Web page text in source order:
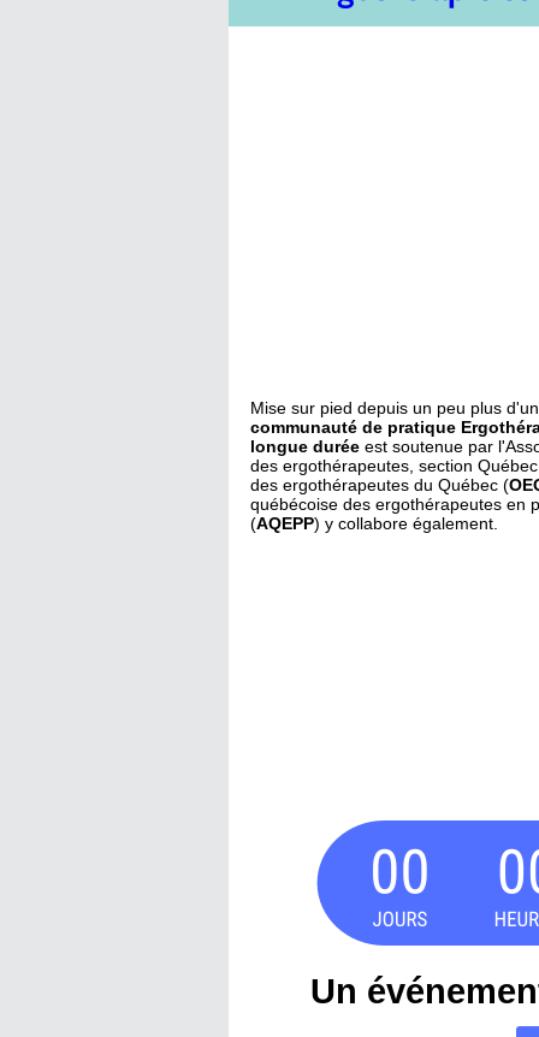
Mise sur pied depuis un peu plus
communauté de pratique
longue durée est soutenue par
des ergothérapeutes, section
des ergothérapeutes du Québec (
québécoise des ergothérapeutes en
(AQEPP) y collabore également.
Un